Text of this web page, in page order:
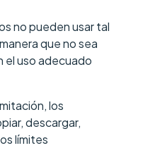
no pueden usar tal
que no sea
el uso adecuado
los
descargar,
límites